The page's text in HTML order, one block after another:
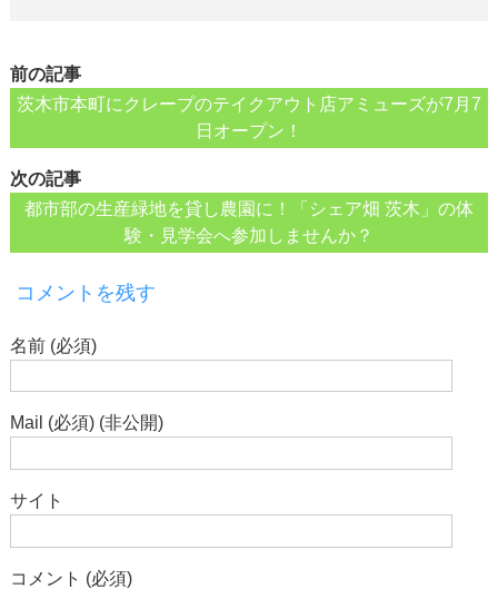
前の記事
茨木市本町にクレープのテイクアウト店アミューズが7月7
日オープン！
次の記事
都市部の生産緑地を貸し農園に！「シェア畑 茨木」の体
験・見学会へ参加しませんか？
コメントを残す
名前 (必須)
Mail (必須) (非公開)
サイト
コメント (必須)